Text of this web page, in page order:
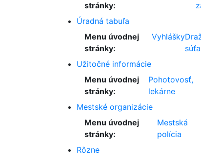
stránky:
Úradná tabuľa
Menu úvodnej
stránky:
Vyhlášky
Užitočné informácie
Menu úvodnej
stránky:
Pohotovosť,
lekárne
Mestské organizácie
Menu úvodnej
stránky:
Mestská
polícia
Rôzne